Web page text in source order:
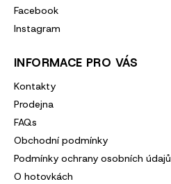
Facebook
Instagram
INFORMACE PRO VÁS
Kontakty
Prodejna
FAQs
Obchodní podmínky
Podmínky ochrany osobních údajů
O hotovkách